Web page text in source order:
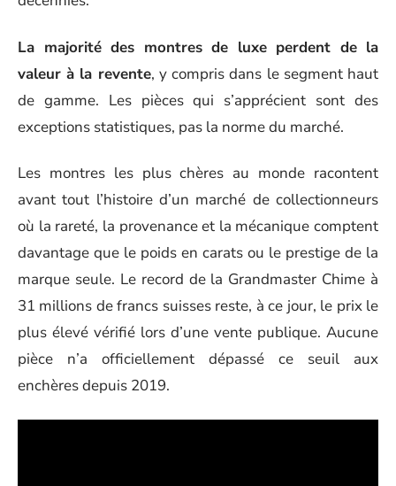
La majorité des montres de luxe perdent de la
valeur à la revente, y compris dans le segment haut
de gamme. Les pièces qui s’apprécient sont des
exceptions statistiques, pas la norme du marché.
Les montres les plus chères au monde racontent
avant tout l’histoire d’un marché de collectionneurs
où la rareté, la provenance et la mécanique comptent
davantage que le poids en carats ou le prestige de la
marque seule. Le record de la Grandmaster Chime à
31 millions de francs suisses reste, à ce jour, le prix le
plus élevé vérifié lors d’une vente publique. Aucune
pièce n’a officiellement dépassé ce seuil aux
enchères depuis 2019.